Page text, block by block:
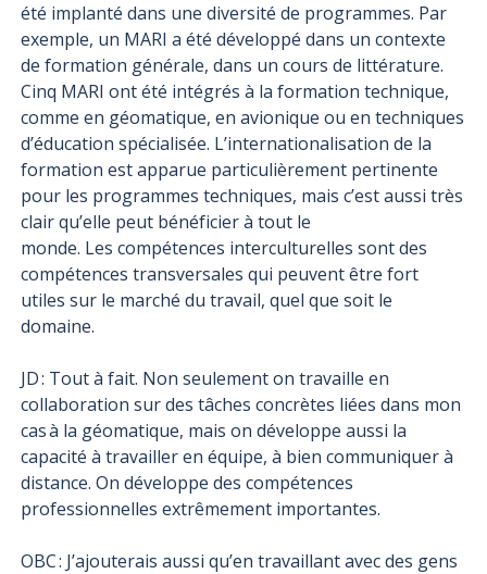
été implanté dans une diversité de programmes. Par
exemple, un MARI a été développé dans un contexte
de formation générale, dans un cours de littérature.
Cinq MARI ont été intégrés à la formation technique,
comme en géomatique, en avionique ou en techniques
d’éducation spécialisée. L’internationalisation de la
formation est apparue particulièrement pertinente
pour les programmes techniques, mais c’est aussi très
clair qu’elle peut bénéficier à tout le
monde. Les compétences interculturelles sont des
compétences transversales qui peuvent être fort
utiles sur le marché du travail, quel que soit le
domaine.
JD : Tout à fait. Non seulement on travaille en
collaboration sur des tâches concrètes liées dans mon
cas à la géomatique, mais on développe aussi la
capacité à travailler en équipe, à bien communiquer à
distance. On développe des compétences
professionnelles extrêmement importantes.
OBC : J’ajouterais aussi qu’en travaillant avec des gens